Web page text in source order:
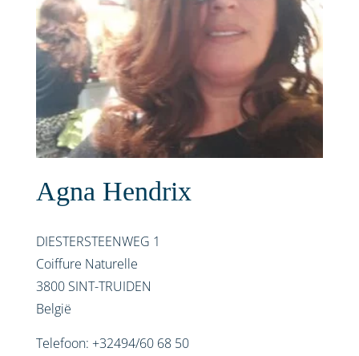
Agna Hendrix
DIESTERSTEENWEG 1
Coiffure Naturelle
3800 SINT-TRUIDEN
België
Telefoon: +32494/60 68 50